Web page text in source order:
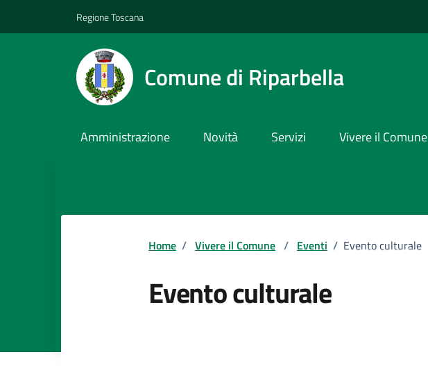
Regione Toscana
Comune di Riparbella
Amministrazione Novità Servizi Vivere il Comune
Home / Vivere il Comune / Eventi / Evento culturale
Evento culturale